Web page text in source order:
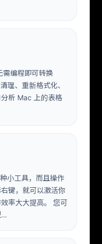
编程即可转换
理、重新格式化、
析 Mac 上的表格
小工具，而且操作
键，就可以激活你
率大大提高。 您可
…